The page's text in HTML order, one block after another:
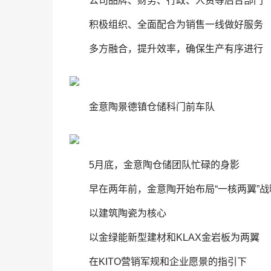
积极组织、全面配合为销售一线做好服务
多方融合，提升效率，确保生产有序进行
金意陶景德镇仓储科门前车队
5月底，金意陶仓储团队忙碌的身影
早在两年前，金意陶开始布局“一核两翼”
以建筑陶瓷为核心
以金绿能新型建材和KLAX金岩板为两翼
在KITO营销军规和企业愿景的指引下